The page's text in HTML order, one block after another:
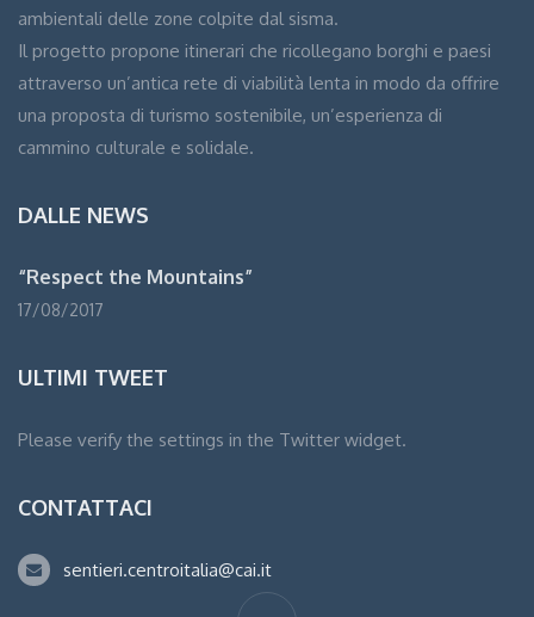
ambientali delle zone colpite dal sisma.
Il progetto propone itinerari che ricollegano borghi e paesi
attraverso un’antica rete di viabilità lenta in modo da offrire
una proposta di turismo sostenibile, un’esperienza di
cammino culturale e solidale.
DALLE NEWS
“Respect the Mountains”
17/08/2017
ULTIMI TWEET
Please verify the settings in the Twitter widget.
CONTATTACI
sentieri.centroitalia@cai.it